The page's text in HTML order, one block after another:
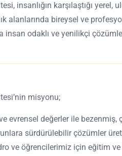
insanlığın karşılaştığı
alanlarında bireysel ve
insan odaklı ve yenilikçi
misyonu;
evrensel değerler ile bezenmiş,
sürdürülebilir çözümler
ve öğrencilerimiz için eğitim